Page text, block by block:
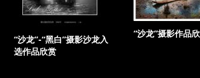
“沙龙”-“黑白”摄影沙龙入
选作品欣赏
“沙龙”摄影作品